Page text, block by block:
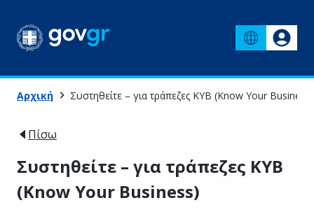
Αρχική Συστηθείτε – για τράπεζες ΚΥΒ (Know Your Business)
Πίσω
Συστηθείτε – για τράπεζες ΚΥΒ
(Know Your Business)